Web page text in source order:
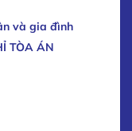
và gia đình
TÒA ÁN